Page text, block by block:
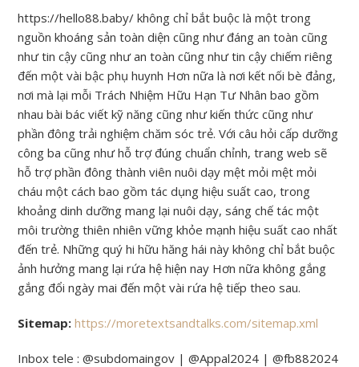
https://hello88.baby/ không chỉ bắt buộc là một trong
nguồn khoáng sản toàn diện cũng như đáng an toàn cũng
như tin cậy cũng như an toàn cũng như tin cậy chiếm riêng
đến một vài bậc phụ huynh Hơn nữa là nơi kết nối bè đảng,
nơi mà lại mỗi Trách Nhiệm Hữu Hạn Tư Nhân bao gồm
nhau bài bác viết kỹ năng cũng như kiến thức cũng như
phần đông trải nghiệm chăm sóc trẻ. Với câu hỏi cấp dưỡng
công ba cũng như hỗ trợ đúng chuẩn chỉnh, trang web sẽ
hỗ trợ phần đông thành viên nuôi dạy mệt mỏi mệt mỏi
cháu một cách bao gồm tác dụng hiệu suất cao, trong
khoảng dinh dưỡng mang lại nuôi dạy, sáng chế tác một
môi trường thiên nhiên vững khỏe mạnh hiệu suất cao nhất
đến trẻ. Những quý hi hữu hăng hái này không chỉ bắt buộc
ảnh hưởng mang lại rứa hệ hiện nay Hơn nữa không gắng
gắng đổi ngày mai đến một vài rứa hệ tiếp theo sau.
Sitemap: https://moretextsandtalks.com/sitemap.xml
Inbox tele : @subdomaingov | @Appal2024 | @fb882024